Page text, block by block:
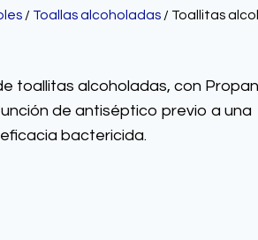
/ Toallas alcoholadas / Toallitas
toallitas alcoholadas, con
de antiséptico previo a una
bactericida.